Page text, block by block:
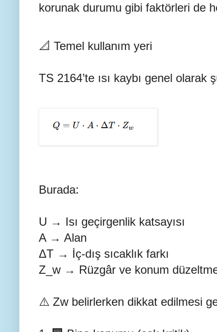
korunak durumu gibi faktörleri de
📐 Temel kullanım yeri
TS 2164’te ısı kaybı genel olarak
Burada:
U → Isı geçirgenlik katsayısı
A → Alan
ΔT → İç-dış sıcaklık farkı
Z_w → Rüzgâr ve konum
⚠️ Zw belirlerken dikkat edilmesi